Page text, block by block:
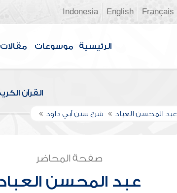
Français
English
Indonesia
الرئيسية موسوعات مقالات
القرآن
عبد المحسن العباد شرح سنن أبي داود
صفحة المحاضر
عبد المحسن